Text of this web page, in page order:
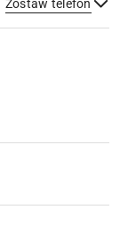
Zostaw telefon